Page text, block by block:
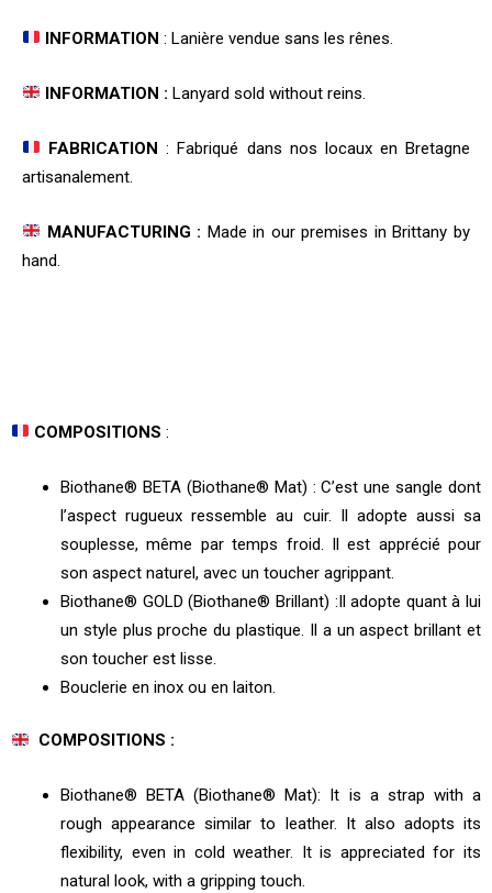
INFORMATION : Lanière vendue sans les rênes.
INFORMATION : Lanyard sold without reins.
FABRICATION : Fabriqué dans nos locaux en Bretagne
artisanalement.
MANUFACTURING : Made in our premises in Brittany by
hand.
COMPOSITIONS :
Biothane® BETA (Biothane® Mat) : C’est une sangle dont
l’aspect rugueux ressemble au cuir. Il adopte aussi sa
souplesse, même par temps froid. Il est apprécié pour
son aspect naturel, avec un toucher agrippant.
Biothane® GOLD (Biothane® Brillant) :Il adopte quant à lui
un style plus proche du plastique. Il a un aspect brillant et
son toucher est lisse.
Bouclerie en inox ou en laiton.
COMPOSITIONS :
Biothane® BETA (Biothane® Mat): It is a strap with a
rough appearance similar to leather. It also adopts its
flexibility, even in cold weather. It is appreciated for its
natural look, with a gripping touch.